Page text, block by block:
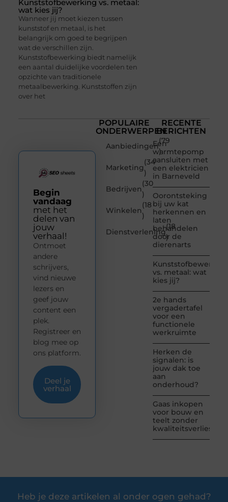
Kunststofbewerking vs. metaal:
wat kies jij?
Wanneer jij moet kiezen tussen
kunststof en metaal, is het
belangrijk om goed te begrijpen
wat de verschillen zijn.
Kunststofbewerking biedt namelijk
een aantal duidelijke voordelen ten
opzichte van traditionele
metaalbewerking. Kunststoffen zijn
over het
POPULAIRE
ONDERWERPEN
Aanbiedingen
(79
)
Marketing
(34
)
Bedrijven
(30
)
Winkelen
(18
)
Dienstverlening
(18
)
RECENTE
BERICHTEN
Een
warmtepomp
aansluiten met
een elektricien
in Barneveld
Oorontsteking
bij uw kat
herkennen en
laten
behandelen
door de
dierenarts
vs. metaal: wat
kies jij?
2e hands
vergadertafel
voor een
functionele
werkruimte
Herken de
signalen: is
jouw dak toe
aan
onderhoud?
Gaas inkopen
voor bouw en
teelt zonder
kwaliteitsverlies
Begin
vandaag
met het
delen van
jouw
verhaal!
Ontmoet
andere
schrijvers,
vind nieuwe
lezers en
geef jouw
content een
plek.
Registreer en
blog mee op
ons platform.
Deel je
verhaal
Heb je deze artikelen al onder ogen gehad?